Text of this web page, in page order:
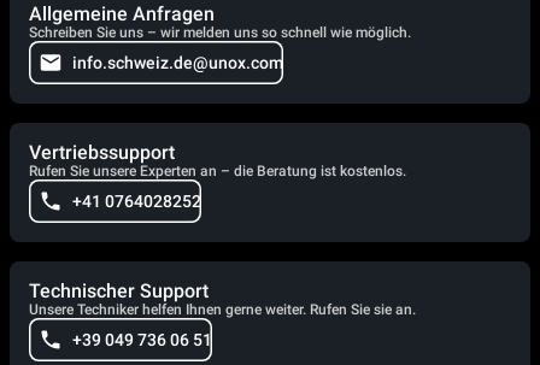
Allgemeine Anfragen
Schreiben Sie uns – wir melden uns so schnell wie möglich.
info.schweiz.de@unox.com
Vertriebssupport
Rufen Sie unsere Experten an – die Beratung ist kostenlos.
+41 0764028252
Technischer Support
Unsere Techniker helfen Ihnen gerne weiter. Rufen Sie sie an.
+39 049 736 06 51